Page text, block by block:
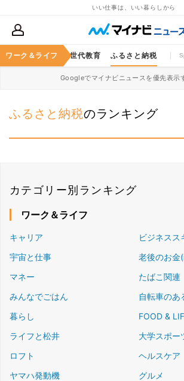
いい仕事は、いい暮らしから
ワーク＆ライフ
ャッシュレス 次世代教育 ふるさと納税
Googleでマイナビニュースを優先表示
ふるさと納税のランキング
カテゴリー別ランキング
ワーク＆ライフ
キャリア
ビジネスス
宇宙と仕事
老後のお金
マネー
たばこ関連
みんなでごはん
自転車のあ
暮らし
FOOD &
ライフと松井
大学スポー
ロフト
ヘルスケア
ヤマハ発動機
グルメ